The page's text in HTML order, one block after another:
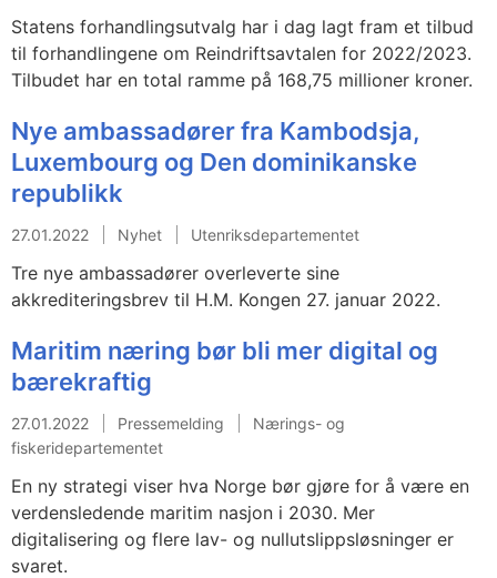
Statens forhandlingsutvalg har i dag lagt fram et tilbud
til forhandlingene om Reindriftsavtalen for 2022/2023.
Tilbudet har en total ramme på 168,75 millioner kroner.
Nye ambassadører fra Kambodsja,
Luxembourg og Den dominikanske
republikk
27.01.2022 Nyhet Utenriksdepartementet
Tre nye ambassadører overleverte sine
akkrediteringsbrev til H.M. Kongen 27. januar 2022.
Maritim næring bør bli mer digital og
bærekraftig
27.01.2022 Pressemelding
Nærings- og
fiskeridepartementet
En ny strategi viser hva Norge bør gjøre for å være en
verdensledende maritim nasjon i 2030. Mer
digitalisering og flere lav- og nullutslippsløsninger er
svaret.